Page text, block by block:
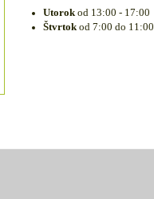
Utorokod 13:00 - 17:00
Štvrtokod 7:00 do 11:00